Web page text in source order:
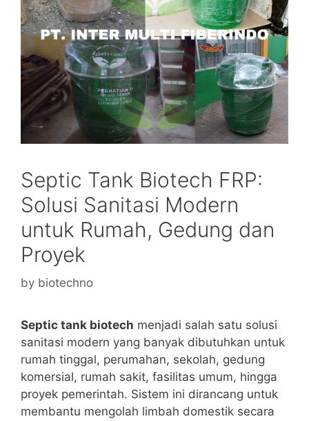
Septic Tank Biotech FRP:
Solusi Sanitasi Modern
untuk Rumah, Gedung dan
Proyek
by biotechno
Septic tank biotech menjadi salah satu solusi
sanitasi modern yang banyak dibutuhkan untuk
rumah tinggal, perumahan, sekolah, gedung
komersial, rumah sakit, fasilitas umum, hingga
proyek pemerintah. Sistem ini dirancang untuk
membantu mengolah limbah domestik secara